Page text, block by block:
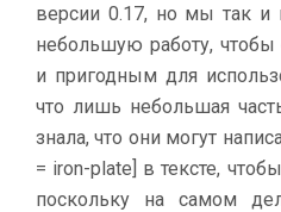
версии 0.17, но мы так
небольшую работу,
и пригодным для
что лишь небольшая
знала, что они могут
= iron-plate] в тексте,
поскольку на самом